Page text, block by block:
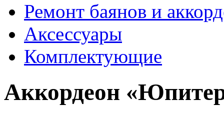
Ремонт баянов и
Аксессуары
Комплектующие
Аккордеон